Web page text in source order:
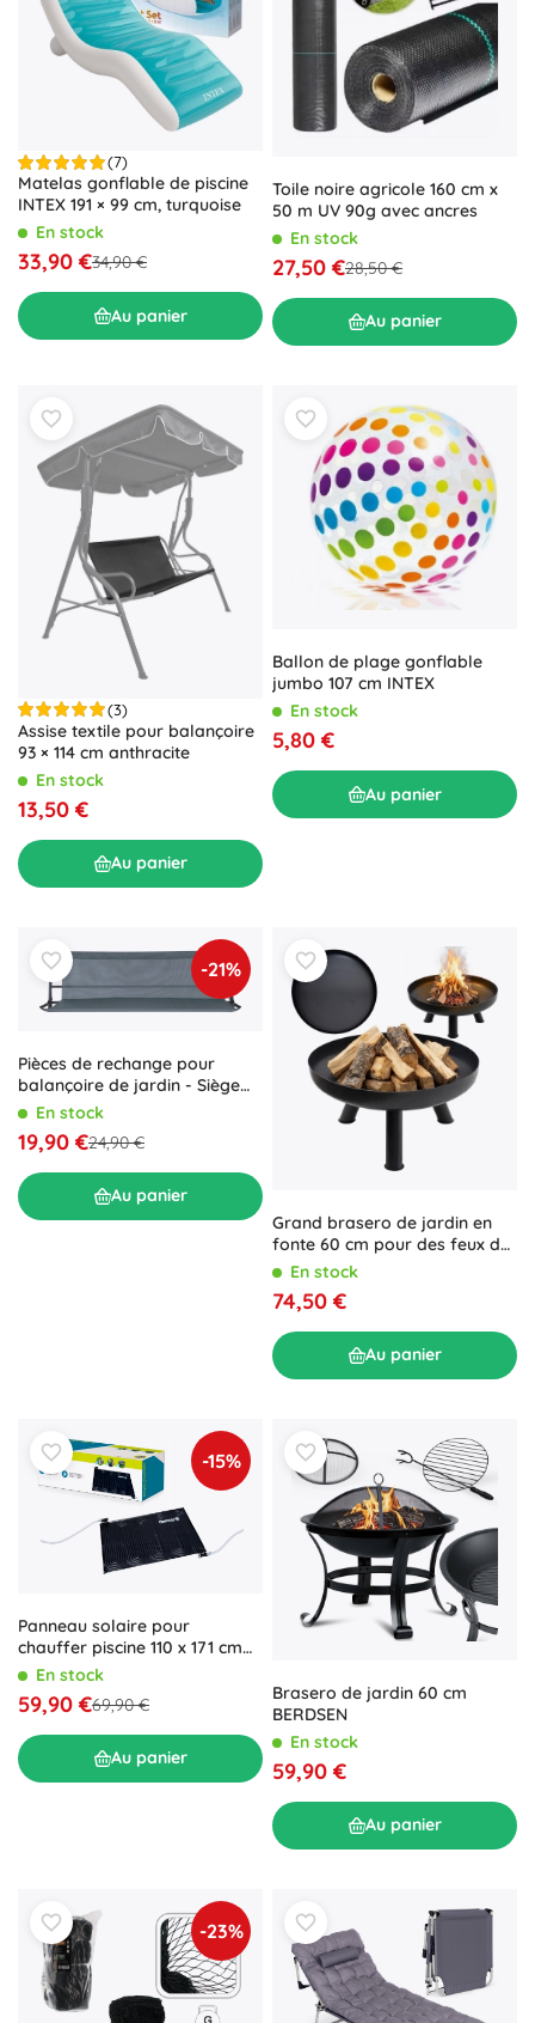
(7)
Matelas gonflable de piscine
INTEX 191 × 99 cm, turquoise
En stock
33,90 €34,90 €
Au panier
Toile noire agricole 160 cm x
50 m UV 90g avec ancres
En stock
27,50 €28,50 €
Au panier
(3)
Assise textile pour balançoire
93 × 114 cm anthracite
En stock
13,50 €
Au panier
Ballon de plage gonflable
jumbo 107 cm INTEX
En stock
5,80 €
Au panier
-21%
Pièces de rechange pour
balançoire de jardin - Siège
tressé gris
En stock
19,90 €24,90 €
Au panier
Grand brasero de jardin en
fonte 60 cm pour des feux de
camp conviviaux
En stock
74,50 €
Au panier
-15%
Panneau solaire pour
chauffer piscine 110 x 171 cm
Bestway
En stock
59,90 €69,90 €
Au panier
Brasero de jardin 60 cm
BERDSEN
En stock
59,90 €
Au panier
-23%